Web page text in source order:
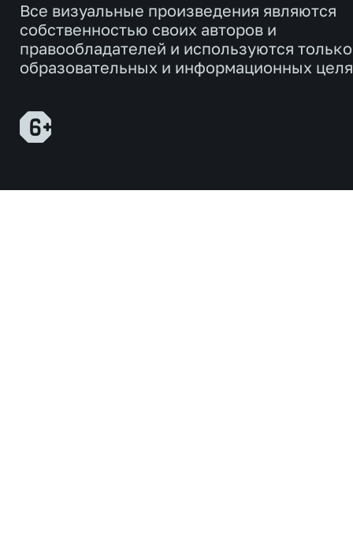
Все визуальные произведения являются
собственностью своих авторов и
правообладателей и используются
образовательных и информационных